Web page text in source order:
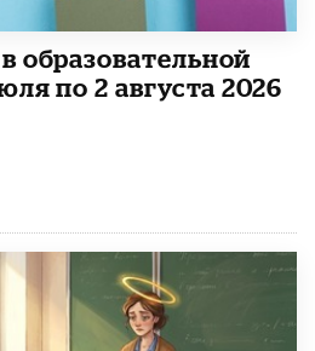
образовательной
по 2 августа 2026